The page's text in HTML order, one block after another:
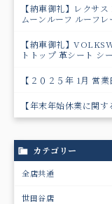
【納車御礼】レクサ
ムーンルーフ ルーフ
【納車御礼】
トトップ 革シート シ
【２０２５年 1月 営業
【年末年始休業に関す
カテゴリー
全店共通
世田谷店